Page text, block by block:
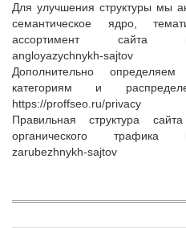
Для улучшения структуры мы
семантическое ядро,
ассортимент сайта
angloyazychnykh-sajtov
Дополнительно
категориям и
https://proffseo.ru/privacy
Правильная структура
органического трафика
zarubezhnykh-sajtov